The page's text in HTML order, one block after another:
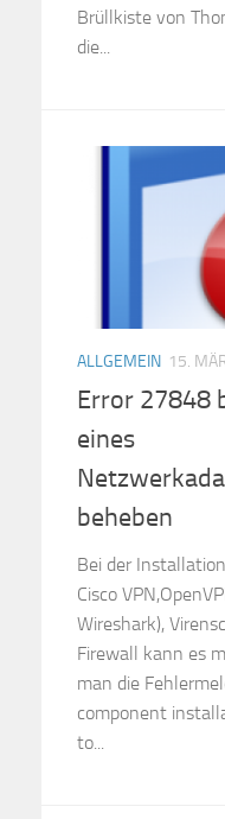
Brüllkiste von
die...
ALLGEMEIN 15.
Error 27848
eines
beheben
Bei der
Cisco
Wireshark),
Firewall kann es
man die
component
to...